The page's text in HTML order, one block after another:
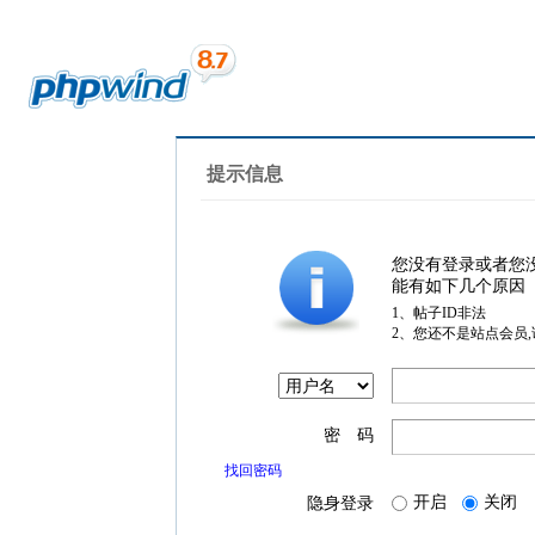
提示信息
您没有登录或者您
能有如下几个原因
1、帖子ID非法
2、您还不是站点会员
密 码
找回密码
隐身登录 开启 关闭